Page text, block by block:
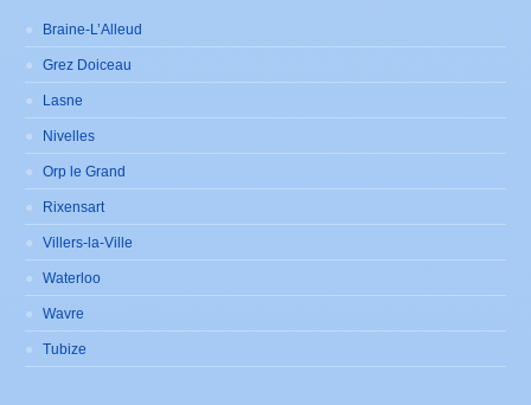
Braine-L’Alleud
Grez Doiceau
Lasne
Nivelles
Orp le Grand
Rixensart
Villers-la-Ville
Waterloo
Wavre
Tubize